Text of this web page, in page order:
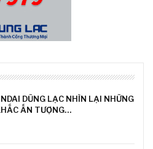
DŨNG LẠC NHÌN LẠI NHỮNG
ẤN TƯỢNG…